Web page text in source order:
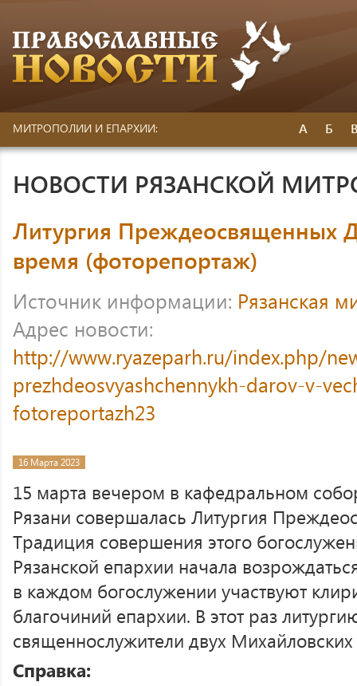
МИТРОПОЛИИ И ЕПАРХИИ: А Б
НОВОСТИ РЯЗАНСКОЙ
Литургия Преждеосвященных
время (фоторепортаж)
Источник информации: Рязанская
Адрес новости:
http://www.ryazeparh.ru/index.php/
prezhdeosvyashchennykh-darov-v-
fotoreportazh23
16 Марта 2023
15 марта вечером в кафедральном
Рязани совершалась Литургия
Традиция совершения этого
Рязанской епархии начала
в каждом богослужении участвуют
благочиний епархии. В этот раз
священнослужители двух Михайловских
Справка: